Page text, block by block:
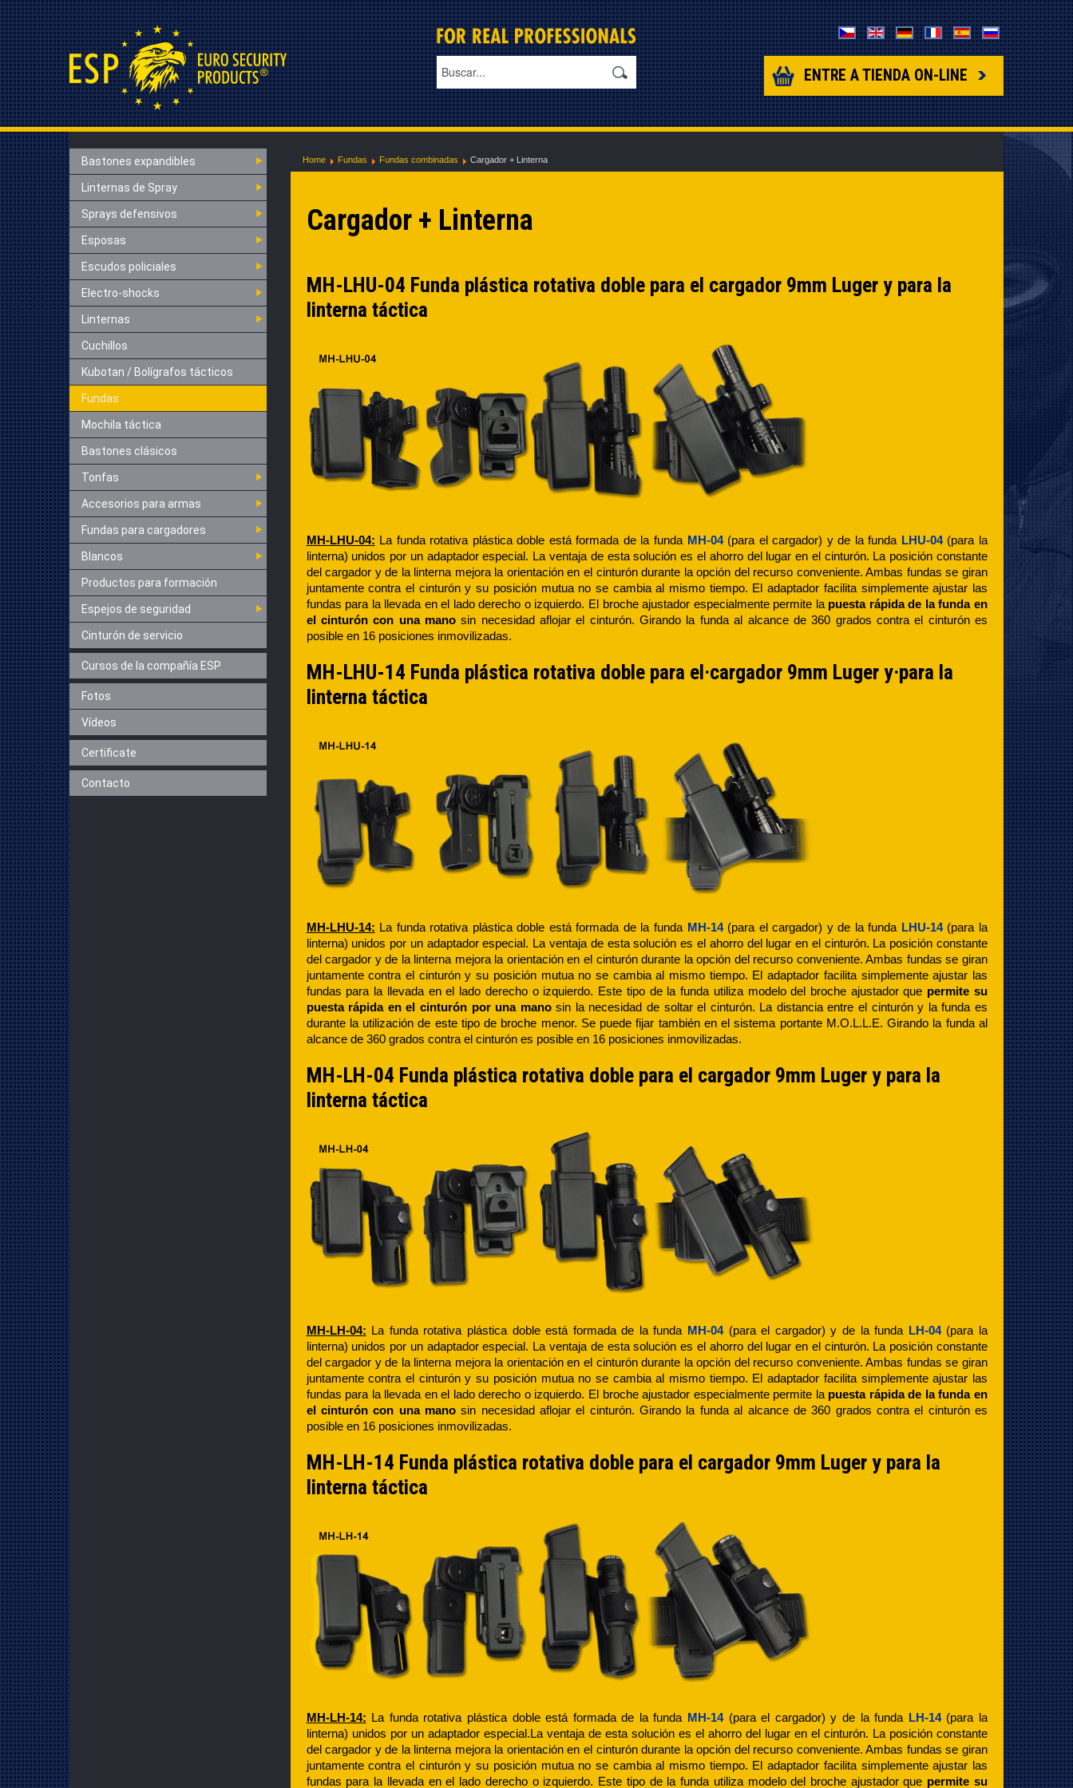
ENTRE A TIENDA ON-LINE
Bastones expandibles
Linternas de Spray
Sprays defensivos
Esposas
Escudos policiales
Electro-shocks
Linternas
Cuchillos
Kubotan / Bolígrafos tácticos
Fundas
Mochila táctica
Bastones clásicos
Tonfas
Accesorios para armas
Fundas para cargadores
Blancos
Productos para formación
Espejos de seguridad
Cinturón de servicio
Cursos de la compañía ESP
Fotos
Vídeos
Certificate
Contacto
Home Fundas Fundas combinadas Cargador + Linterna
Cargador + Linterna
MH-LHU-04 Funda plástica rotativa doble para el cargador 9mm Luger y para la
linterna táctica
MH-LHU-04: La funda rotativa plástica doble está formada de la funda MH-04 (para el cargador) y de la funda LHU-04(para la
linterna) unidos por un adaptador especial. La ventaja de esta solución es el ahorro del lugar en el cinturón. La posición constante
del cargador y de la linterna mejora la orientación en el cinturón durante la opción del recurso conveniente. Ambas fundas se giran
juntamente contra el cinturón y su posición mutua no se cambia al mismo tiempo. El adaptador facilita simplemente ajustar las
fundas para la llevada en el lado derecho o izquierdo. El broche ajustador especialmente permite la puesta rápida de la funda en
el cinturón con una mano sin necesidad aflojar el cinturón. Girando la funda al alcance de 360 grados contra el cinturón es
posible en 16 posiciones inmovilizadas.
MH-LHU-14 Funda plástica rotativa doble para el·cargador 9mm Luger y·para la
linterna táctica
MH-LHU-14: La funda rotativa plástica doble está formada de la funda MH-14 (para el cargador) y de la funda LHU-14 (para la
linterna) unidos por un adaptador especial. La ventaja de esta solución es el ahorro del lugar en el cinturón. La posición constante
del cargador y de la linterna mejora la orientación en el cinturón durante la opción del recurso conveniente. Ambas fundas se giran
juntamente contra el cinturón y su posición mutua no se cambia al mismo tiempo. El adaptador facilita simplemente ajustar las
fundas para la llevada en el lado derecho o izquierdo. Este tipo de la funda utiliza modelo del broche ajustador que permite su
puesta rápida en el cinturón por una manosin la necesidad de soltar el cinturón. La distancia entre el cinturón y la funda es
durante la utilización de este tipo de broche menor. Se puede fijar también en el sistema portante M.O.L.L.E. Girando la funda al
alcance de 360 grados contra el cinturón es posible en 16 posiciones inmovilizadas.
MH-LH-04 Funda plástica rotativa doble para el cargador 9mm Luger y para la
linterna táctica
MH-LH-04: La funda rotativa plástica doble está formada de la funda MH-04 (para el cargador) y de la funda LH-04(para la
linterna) unidos por un adaptador especial. La ventaja de esta solución es el ahorro del lugar en el cinturón. La posición constante
del cargador y de la linterna mejora la orientación en el cinturón durante la opción del recurso conveniente. Ambas fundas se giran
juntamente contra el cinturón y su posición mutua no se cambia al mismo tiempo. El adaptador facilita simplemente ajustar las
fundas para la llevada en el lado derecho o izquierdo. El broche ajustador especialmente permite la puesta rápida de la funda en
el cinturón con una mano sin necesidad aflojar el cinturón. Girando la funda al alcance de 360 grados contra el cinturón es
posible en 16 posiciones inmovilizadas.
MH-LH-14 Funda plástica rotativa doble para el cargador 9mm Luger y para la
linterna táctica
MH-LH-14: La funda rotativa plástica doble está formada de la funda MH-14 (para el cargador) y de la funda LH-14(para la
linterna) unidos por un adaptador especial.La ventaja de esta solución es el ahorro del lugar en el cinturón. La posición constante
del cargador y de la linterna mejora la orientación en el cinturón durante la opción del recurso conveniente. Ambas fundas se giran
juntamente contra el cinturón y su posición mutua no se cambia al mismo tiempo. El adaptador facilita simplemente ajustar las
fundas para la llevada en el lado derecho o izquierdo. Este tipo de la funda utiliza modelo del broche ajustador que permite su